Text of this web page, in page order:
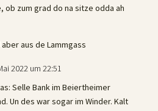
ob zum grad do na sitze odda ah
aus de Lammgass
2022 um 22:51
Selle Bank im Beiertheimer
Un des war sogar im Winder. Kalt